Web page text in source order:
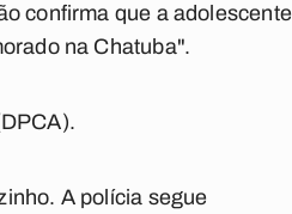
confirma que a adolescente
na Chatuba".
A polícia segue